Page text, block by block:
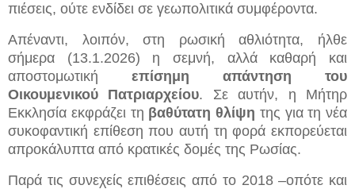
πιέσεις, ούτε ενδίδει σε γεωπολιτικά συμφέροντα.
Απέναντι, λοιπόν, στη ρωσική αθλιότητα, ήλθε
σήμερα (13.1.2026) η σεμνή, αλλά καθαρή και
αποστομωτική επίσημη απάντηση του
Οικουμενικού Πατριαρχείου. Σε αυτήν, η Μήτηρ
Εκκλησία εκφράζει τη βαθύτατη θλίψη της για τη νέα
συκοφαντική επίθεση που αυτή τη φορά εκπορεύεται
απροκάλυπτα από κρατικές δομές της Ρωσίας.
Παρά τις συνεχείς επιθέσεις από το 2018 –οπότε και